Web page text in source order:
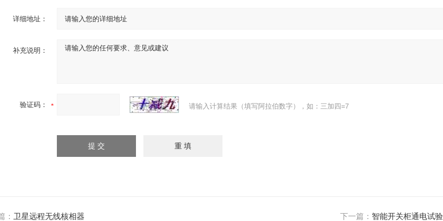
详细地址：
补充说明：
验证码： 请输入计算结果（填写阿拉伯数字），如：三加四=7
： 卫星远程无线核相器 下一篇： 智能开关柜通电试